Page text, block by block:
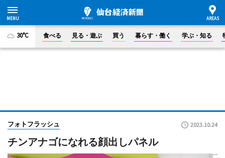
30°C 食べる 見る・遊ぶ 買う 暮らす・働く 学ぶ・知る
フォトフラッシュ 2023.10.24
チンアナゴになれる顔出しパネル